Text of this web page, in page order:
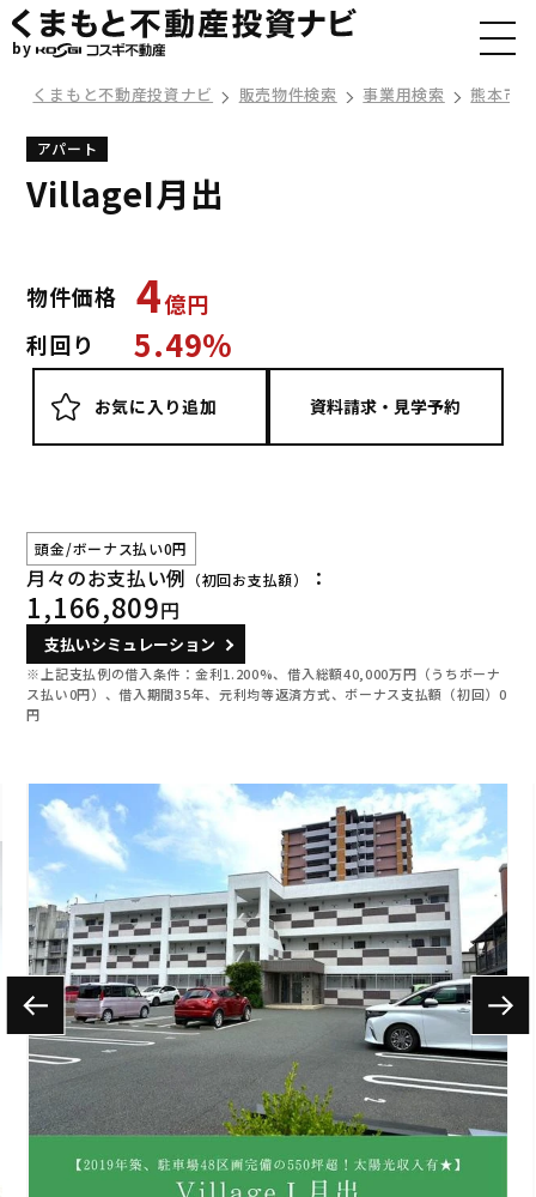
by
くまもと不動産投資ナビ 販売物件検索 事業用検索 熊本市
アパート
VillageI月出
物件価格 4億円
利回り
5.49%
お気に入り追加
頭金/ボーナス払い0円
月々のお支払い例 （初回お支払額） ：
1,166,809円
支払いシミュレーション
※上記支払例の借入条件：金利1.200%、借入総額40,000万円（うちボーナ
ス払い0円）、借入期間35年、元利均等返済方式、ボーナス支払額（初回）0
円